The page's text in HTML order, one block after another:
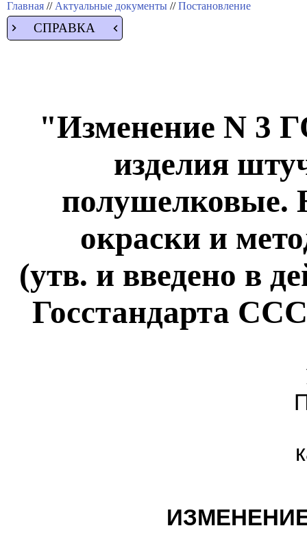
Главная // Актуальные документы //Постановление
СПРАВКА
"Изменение N 3
изделия
полушелковые.
окраски и
(утв. и введено в
Госстандарта
ИЗМЕНЕНИЕ